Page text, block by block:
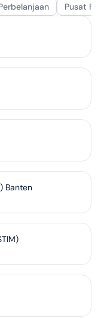
Pusat
Banten